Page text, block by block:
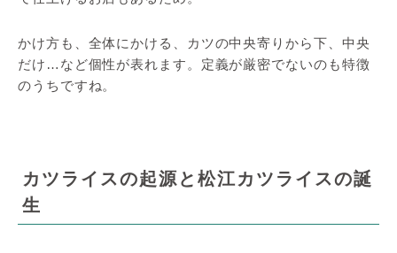
かけ方も、全体にかける、カツの中央寄りから下、中央
だけ…など個性が表れます。定義が厳密でないのも特徴
のうちですね。
カツライスの起源と松江カツライスの誕
生